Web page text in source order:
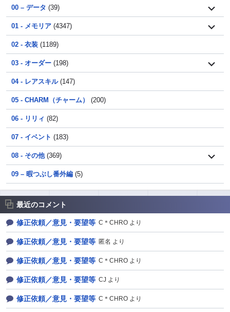
00 – データ (39)
01 - メモリア (4347)
02 - 衣装 (1189)
03 - オーダー (198)
04 - レアスキル(147)
05 - CHARM（チャーム） (200)
06 - リリィ (82)
07 - イベント (183)
08 - その他(369)
09 – 暇つぶし番外編 (5)
最近のコメント
修正依頼／意見・要望等 C＊CHRO より
修正依頼／意見・要望等 匿名 より
修正依頼／意見・要望等 C＊CHRO より
修正依頼／意見・要望等 CJ より
修正依頼／意見・要望等 C＊CHRO より